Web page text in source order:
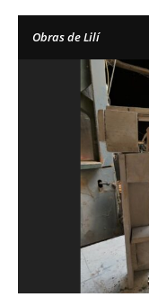
Obras de Lilí